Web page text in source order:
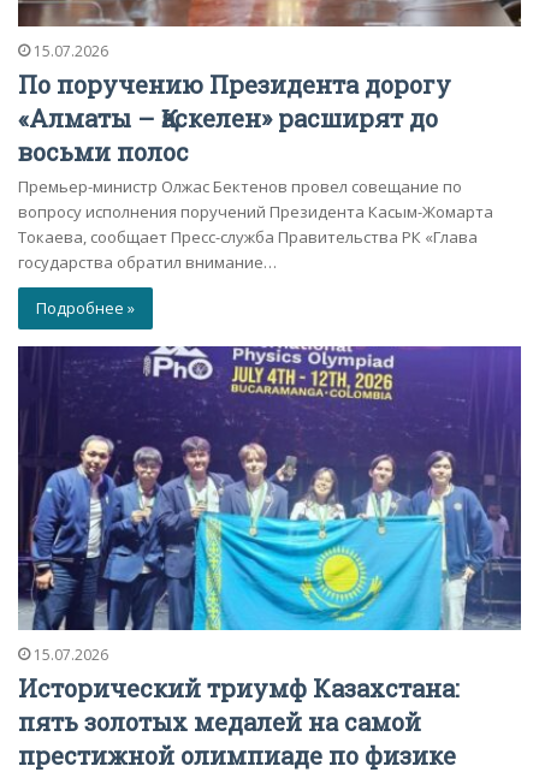
15.07.2026
По поручению Президента дорогу
«Алматы – Қаскелен» расширят до
восьми полос
Премьер-министр Олжас Бектенов провел совещание по
вопросу исполнения поручений Президента Касым-Жомарта
Токаева, сообщает Пресс-служба Правительства РК «Глава
государства обратил внимание…
Подробнее »
15.07.2026
Исторический триумф Казахстана:
пять золотых медалей на самой
престижной олимпиаде по физике